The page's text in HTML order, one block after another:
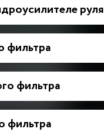
руля
фильтра
фильтра
фильтра